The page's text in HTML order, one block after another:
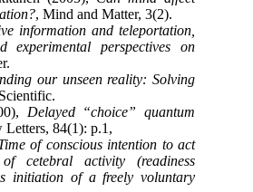
, Mind and Matter, 3(2).
information and teleportation,
experimental perspectives on
our unseen reality: Solving
Delayed “choice” quantum
Letters, 84(1): p.1,
of conscious intention to act
cetebral activity (readiness
initiation of a freely voluntary